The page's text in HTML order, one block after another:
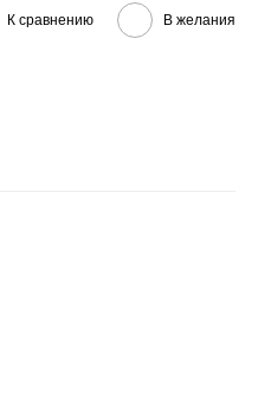
К сравнению В желания